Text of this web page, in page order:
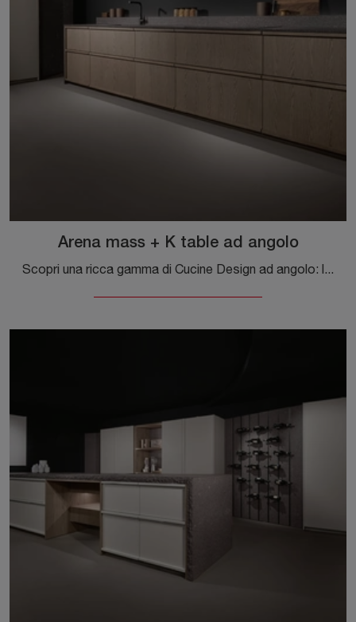
Arena mass + K table ad angolo
Scopri una ricca gamma di Cucine Design ad angolo: la cucina Arena mass + K table ad angolo Maistri è adesso disponibile in legno!